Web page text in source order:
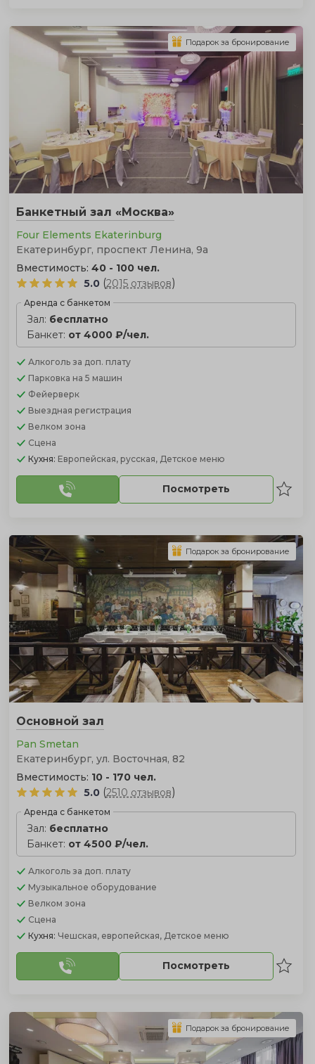
Банкетный зал «Москва»
Four Elements Ekaterinburg
Екатеринбург, проспект Ленина, 9а
Вместимость: 40 - 100 чел.
5.0 (2015 отзывов)
Аренда с банкетом
Зал: бесплатно
Банкет: от 4000 ₽/чел.
Алкоголь за доп. плату
Парковка на 5 машин
Фейерверк
Выездная регистрация
Велком зона
Сцена
Кухня: Европейская, русская, Детское меню
Посмотреть
Подарок за бронирование
Основной зал
Pan Smetan
Екатеринбург, ул. Восточная, 82
Вместимость: 10 - 170 чел.
5.0 (2510 отзывов)
Аренда с банкетом
Зал: бесплатно
Банкет: от 4500 ₽/чел.
Алкоголь за доп. плату
Музыкальное оборудование
Велком зона
Сцена
Кухня: Чешская, европейская, Детское меню
Посмотреть
Подарок за бронирование
Подарок за бронирование